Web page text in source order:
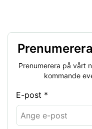
Prenumerera på vårt
kommande
E-post *